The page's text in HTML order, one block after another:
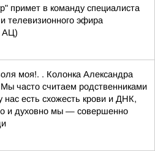
примет в команду специалиста
телевизионного эфира
АЦ)
моя!. . Колонка Александра
часто считаем родственниками
нас есть схожесть крови и ДНК,
и духовно мы — совершенно